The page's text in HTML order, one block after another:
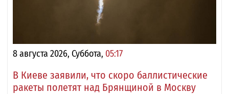
8 августа 2026, Суббота, 05:17
В Киеве заявили, что скоро баллистические
ракеты полетят над Брянщиной в Москву